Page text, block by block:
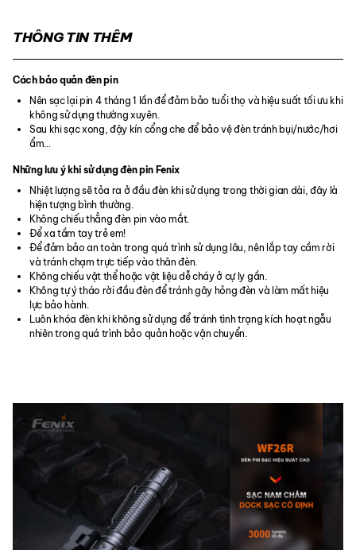
THÔNG TIN THÊM
Cách bảo quản đèn pin
Nên sạc lại pin 4 tháng 1 lần để đảm bảo tuổi thọ và hiệu suất tối ưu khi
không sử dụng thường xuyên.
Sau khi sạc xong, đậy kín cổng che để bảo vệ đèn tránh bụi/nước/hơi
ẩm…
Những lưu ý khi sử dụng đèn pin Fenix
Nhiệt lượng sẽ tỏa ra ở đầu đèn khi sử dụng trong thời gian dài, đây là
hiện tượng bình thường.
Không chiếu thẳng đèn pin vào mắt.
Để xa tầm tay trẻ em!
Để đảm bảo an toàn trong quá trình sử dụng lâu, nên lắp tay cầm rời
và tránh chạm trực tiếp vào thân đèn.
Không chiếu vật thể hoặc vật liệu dễ cháy ở cự ly gần.
Không tự ý tháo rời đầu đèn để tránh gây hỏng đèn và làm mất hiệu
lực bảo hành.
Luôn khóa đèn khi không sử dụng để tránh tình trạng kích hoạt ngẫu
nhiên trong quá trình bảo quản hoặc vận chuyển.